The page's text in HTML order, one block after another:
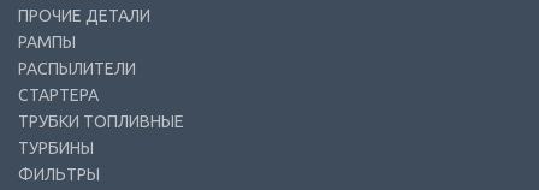
ПРОЧИЕ ДЕТАЛИ
РАМПЫ
РАСПЫЛИТЕЛИ
СТАРТЕРА
ТРУБКИ ТОПЛИВНЫЕ
ТУРБИНЫ
ФИЛЬТРЫ